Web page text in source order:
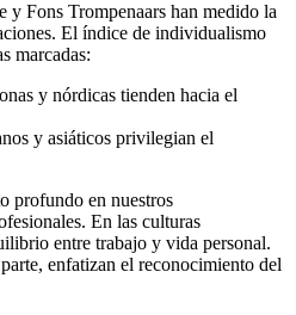
y Fons Trompenaars han medido la
El índice de individualismo
marcadas:
y nórdicas tienden hacia el
y asiáticos privilegian el
profundo en nuestros
En las culturas
entre trabajo y vida personal.
enfatizan el reconocimiento del